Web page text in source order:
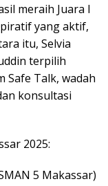
meraih Juara I
yang aktif,
itu, Selvia
terpilih
Safe Talk, wadah
konsultasi
2025:
5 Makassar)